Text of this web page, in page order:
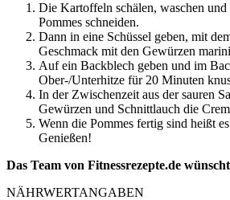
Die Kartoffeln schälen, waschen
Pommes schneiden.
Dann in eine Schüssel geben, mit
Geschmack mit den Gewürzen
Auf ein Backblech geben und im
Ober-/Unterhitze für 20 Minuten
In der Zwischenzeit aus der sauren
Gewürzen und Schnittlauch die
Wenn die Pommes fertig sind heißt
Genießen!
Das Team von Fitnessrezepte.de
NÄHRWERTANGABEN